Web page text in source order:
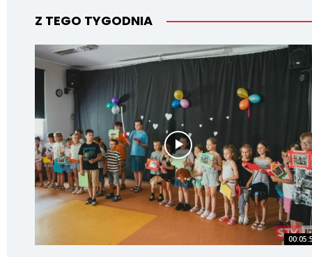
Z TEGO TYGODNIA